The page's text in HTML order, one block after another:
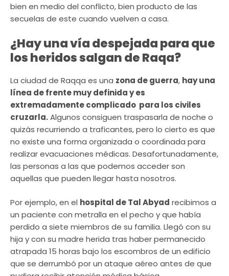
bien en medio del conflicto, bien producto de las
secuelas de este cuando vuelven a casa.
¿Hay una vía despejada para que
los heridos salgan de Raqa?
La ciudad de Raqqa es una zona de guerra, hay una
línea de frente muy definida y es
extremadamente complicado para los civiles
cruzarla.Algunos consiguen traspasarla de noche o
quizás recurriendo a traficantes, pero lo cierto es que
no existe una forma organizada o coordinada para
realizar evacuaciones médicas. Desafortunadamente,
las personas a las que podemos acceder son
aquellas que pueden llegar hasta nosotros.
Por ejemplo, en el hospital de Tal Abyad recibimos a
un paciente con metralla en el pecho y que había
perdido a siete miembros de su familia. Llegó con su
hija y con su madre herida tras haber permanecido
atrapada 15 horas bajo los escombros de un edificio
que se derrumbó por un ataque aéreo antes de que